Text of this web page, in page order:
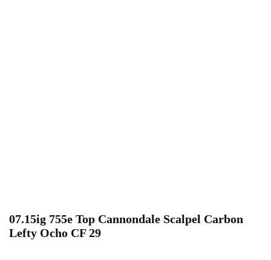
07.15ig 755e Top Cannondale Scalpel Carbon
Lefty Ocho CF 29